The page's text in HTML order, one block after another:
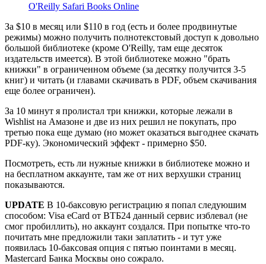
O'Reilly Safari Books Online
За $10 в месяц или $110 в год (есть и более продвинутые
режимы) можно получить полнотекстовый доступ к довольно
большой библиотеке (кроме O'Reilly, там еще десяток
издательств имеется). В этой библиотеке можно "брать
книжки" в ограниченном объеме (за десятку получится 3-5
книг) и читать (и главами скачивать в PDF, объем скачивания
еще более ограничен).
За 10 минут я пролистал три книжки, которые лежали в
Wishlist на Амазоне и две из них решил не покупать, про
третью пока еще думаю (но может оказаться выгоднее скачать
PDF-ку). Экономический эффект - примерно $50.
Посмотреть, есть ли нужные книжки в библиотеке можно и
на бесплатном аккаунте, там же от них верхушки страниц
показываются.
UPDATE В 10-баксовую регистрацию я попал следуюшим
способом: Visa eCard от ВТБ24 данный сервис изблевал (не
смог пробиллить), но аккаунт создался. При попытке что-то
почитать мне предложили таки заплатить - и тут уже
появилась 10-баксовая опция с пятью поинтами в месяц.
Mastercard Банка Москвы оно сожрало.